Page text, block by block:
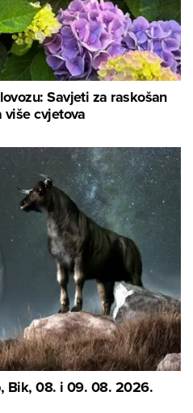
Savjeti za raskošan
cvjetova
Bik, 08. i 09. 08. 2026.